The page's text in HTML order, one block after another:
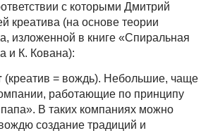
с которыми Дмитрий
креатива (на основе теории
изложенной в книге «Спиральная
и К. Кована):
(креатив = вождь). Небольшие, чаще
работающие по принципу
папа». В таких компаниях можно
создание традиций и